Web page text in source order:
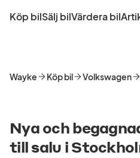
tillKöp bilSälj bilVärdera bil
Wayke Köp bil Volkswagen
Nya och
till salu i